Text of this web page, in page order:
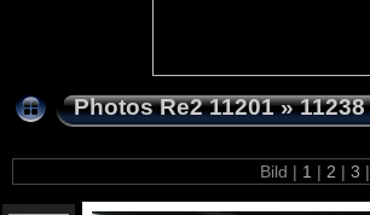
Photos Re2 11201»11238
Bild | 1 | 2 | 3 |